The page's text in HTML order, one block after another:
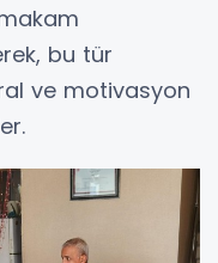
bu tür
ve motivasyon